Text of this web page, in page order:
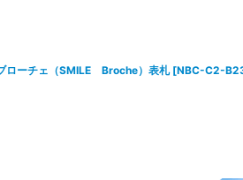
ーチェ（SMILE Broche）表札 [NBC-C2-